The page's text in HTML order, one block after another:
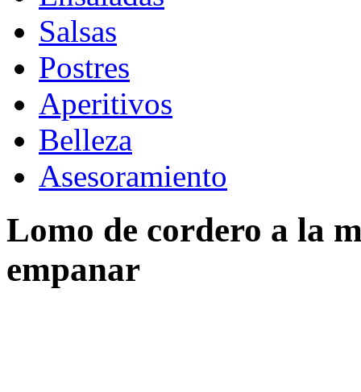
Salsas
Postres
Aperitivos
Belleza
Asesoramiento
Lomo de cordero a la
empanar